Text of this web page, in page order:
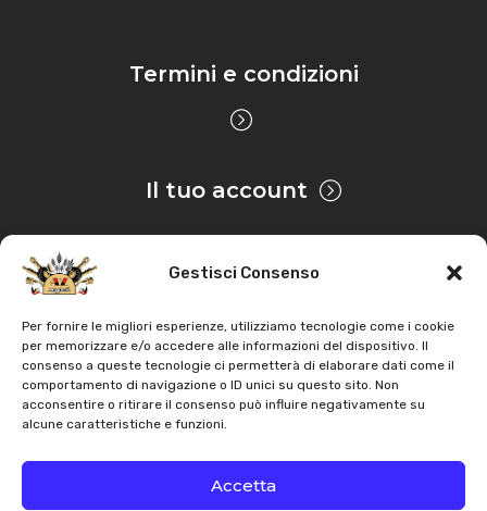
Gestisci Consenso
Per fornire le migliori esperienze, utilizziamo tecnologie come i cookie
per memorizzare e/o accedere alle informazioni del dispositivo. Il
consenso a queste tecnologie ci permetterà di elaborare dati come il
comportamento di navigazione o ID unici su questo sito. Non
acconsentire o ritirare il consenso può influire negativamente su
alcune caratteristiche e funzioni.
Accetta
Termini e condizioni
Il tuo account
Privacy & Cookie
CopyrightAZ Agri. Tutti i diritti servati |Assistenza |
Contatti